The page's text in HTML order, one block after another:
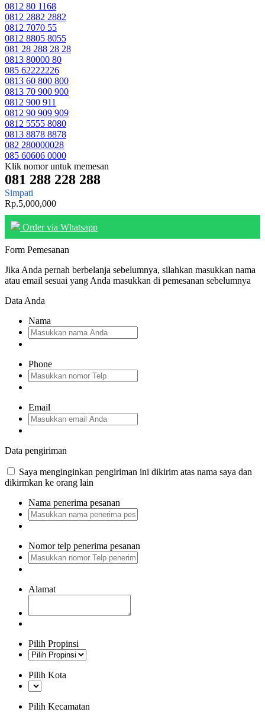
0812 80 1168
0812 2882 2882
0812 7070 55
0812 8805 8055
081 28 288 28 28
0813 80000 80
085 62222226
0813 60 800 800
0813 70 900 900
0812 900 911
0812 90 909 909
0812 5555 8080
0813 8878 8878
082 280000028
085 60606 0000
Klik nomor untuk memesan
081 288 228 288
Simpati
Rp.5,000,000
Order via Whatsapp
Form Pemesanan
Jika Anda pernah berbelanja sebelumnya, silahkan masukkan nama
atau email sesuai yang Anda masukkan di pemesanan sebelumnya
Data Anda
Nama
Phone
Email
Data pengiriman
Saya menginginkan pengiriman ini dikirim atas nama saya dan
dikirmkan ke orang lain
Nama penerima pesanan
Nomor telp penerima pesanan
Alamat
Pilih Propinsi
Pilih Kota
Pilih Kecamatan